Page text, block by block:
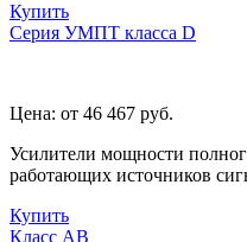
Купить
Серия УМПТ класса D
Цена: от 46 467 руб.
Усилители мощности
работающих источников
Купить
Класс AB